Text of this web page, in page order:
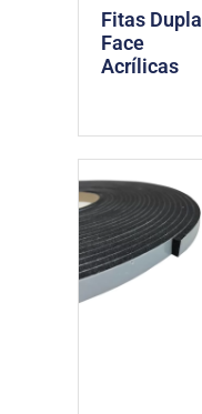
Fitas Dupla
Face
Acrílicas